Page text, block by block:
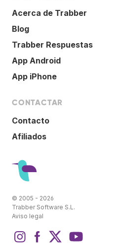
Acerca de Trabber
Blog
Trabber Respuestas
App Android
App iPhone
CONTACTAR
Contacto
Afiliados
© 2005 - 2026
Trabber Software S.L.
Aviso legal